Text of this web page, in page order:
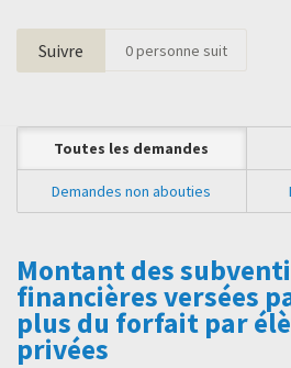
Suivre 0personne suit
Toutes les demandes
Demandes non abouties
Montant des
financières versées
plus du forfait par
privées